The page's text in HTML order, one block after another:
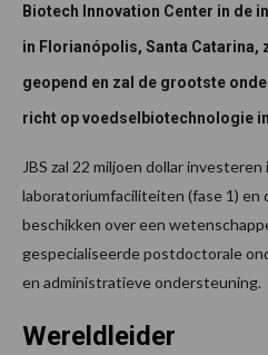
Biotech Innovation Center in de
in Florianópolis, Santa Catarina,
geopend en zal de grootste
richt op voedselbiotechnologie
JBS zal 22 miljoen dollar
laboratoriumfaciliteiten (fase 1) en
beschikken over een
gespecialiseerde postdoctorale
en administratieve ondersteuning.
Wereldleider